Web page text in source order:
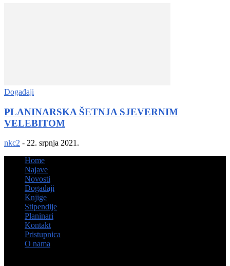
Događaji
PLANINARSKA ŠETNJA SJEVERNIM
VELEBITOM
nkc2 - 22. srpnja 2021.
Home
Najave
Novosti
Događaji
Knjige
Stipendije
Planinari
Kontakt
Pristupnica
O nama